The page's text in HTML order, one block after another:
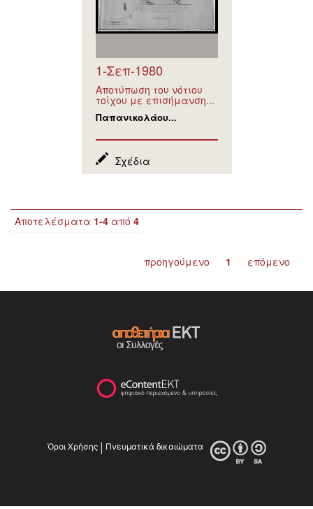
1-Σεπ-1980
Αποτύπωση του νότιου
τοίχου με επισήμανση...
Παπανικολάου...
Σχέδια
Αποτελέσματα 1-4 από 4
προηγούμενο 1 επόμενο